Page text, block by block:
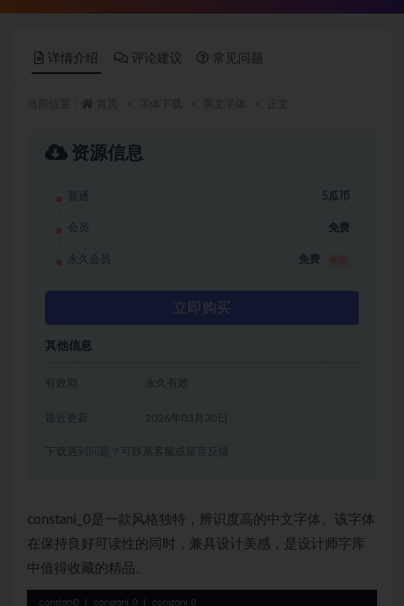
详情介绍 评论建议 常见问题
资源信息
普通 5瓜币
会员 免费
永久会员 免费
立即购买
其他信息
有效期 永久有效
2026年03月30日
下载遇到问题？可联系客服或留言反馈
constani_0是一款风格独特，辨识度高的中文字体。该字体
在保持良好可读性的同时，兼具设计美感，是设计师字库
中值得收藏的精品。